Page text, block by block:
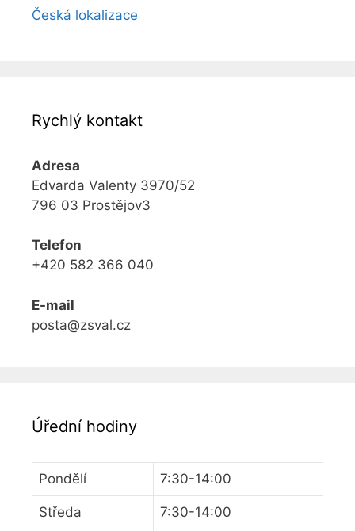
Česká lokalizace
Rychlý kontakt
Adresa
Edvarda Valenty 3970/52
796 03 Prostějov3
Telefon
+420 582 366 040
E-mail
posta@zsval.cz
Úřední hodiny
Pondělí 7:30-14:00
Středa 7:30-14:00